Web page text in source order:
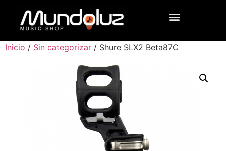
Inicio / Sin categorizar / Shure SLX2 Beta87C